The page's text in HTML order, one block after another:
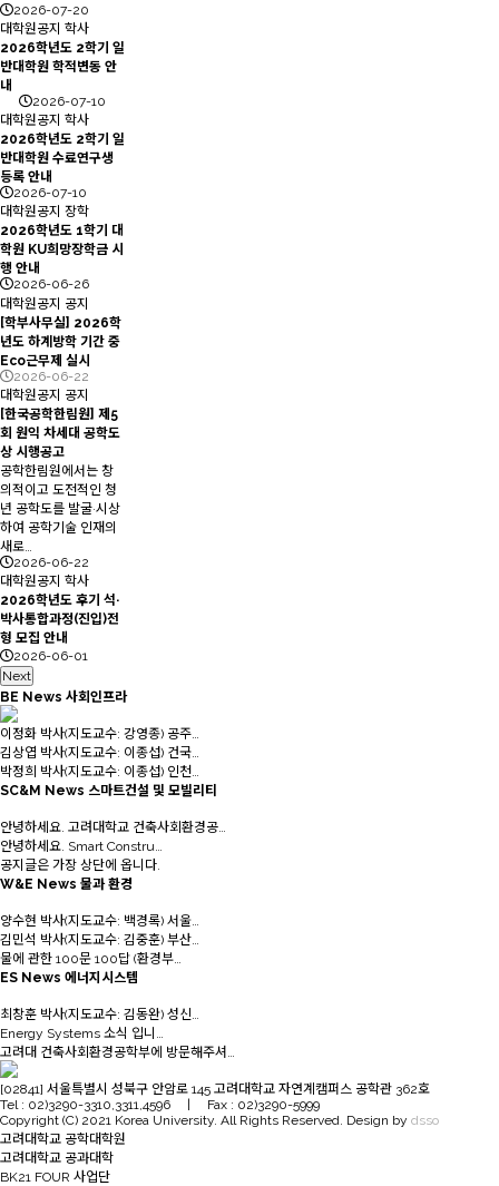
2026-07-20
대학원공지 학사
2026학년도 2학기 일
반대학원 학적변동 안
내
2026-07-10
대학원공지 학사
2026학년도 2학기 일
반대학원 수료연구생
등록 안내
2026-07-10
대학원공지 장학
2026학년도 1학기 대
학원 KU희망장학금 시
행 안내
2026-06-26
대학원공지 공지
[학부사무실] 2026학
년도 하계방학 기간 중
Eco근무제 실시
2026-06-22
대학원공지 공지
[한국공학한림원] 제5
회 원익 차세대 공학도
상 시행공고
공학한림원에서는 창
의적이고 도전적인 청
년 공학도를 발굴·시상
하여 공학기술 인재의
새로…
2026-06-22
대학원공지 학사
2026학년도 후기 석·
박사통합과정(진입)전
형 모집 안내
2026-06-01
Next
BE News 사회인프라
이정화 박사(지도교수: 강영종) 공주…
김상엽 박사(지도교수: 이종섭) 건국…
박정희 박사(지도교수: 이종섭) 인천…
SC&M News 스마트건설 및 모빌리티
안녕하세요. 고려대학교 건축사회환경공…
안녕하세요. Smart Constru…
공지글은 가장 상단에 옵니다.
W&E News 물과 환경
양수현 박사(지도교수: 백경록) 서울…
김민석 박사(지도교수: 김중훈) 부산…
물에 관한 100문 100답 (환경부…
ES News 에너지시스템
최창훈 박사(지도교수: 김동완) 성신…
Energy Systems 소식 입니…
고려대 건축사회환경공학부에 방문해주셔…
[02841] 서울특별시 성북구 안암로 145 고려대학교 자연계캠퍼스 공학관 362호
Tel : 02)3290-3310,3311,4596 | Fax : 02)3290-5999
Copyright (C) 2021 Korea University. All Rights Reserved. Design by dsso
고려대학교 공학대학원
고려대학교 공과대학
BK21 FOUR 사업단